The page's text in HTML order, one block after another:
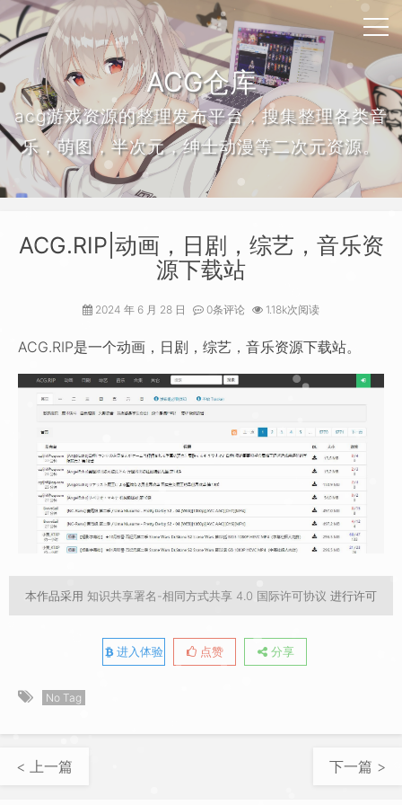
ACG仓库
acg游戏资源的整理发布平台，搜集整理各类音
乐，萌图，半次元，绅士动漫等二次元资源。
ACG.RIP|动画，日剧，综艺，音乐资
源下载站
2024 年 6 月 28 日 0条评论 1.18k次阅读
ACG.RIP是一个动画，日剧，综艺，音乐资源下载站。
本作品采用 知识共享署名-相同方式共享 4.0 国际许可协议 进行许可
进入体验 点赞 分享
No Tag
< 上一篇 下一篇 >